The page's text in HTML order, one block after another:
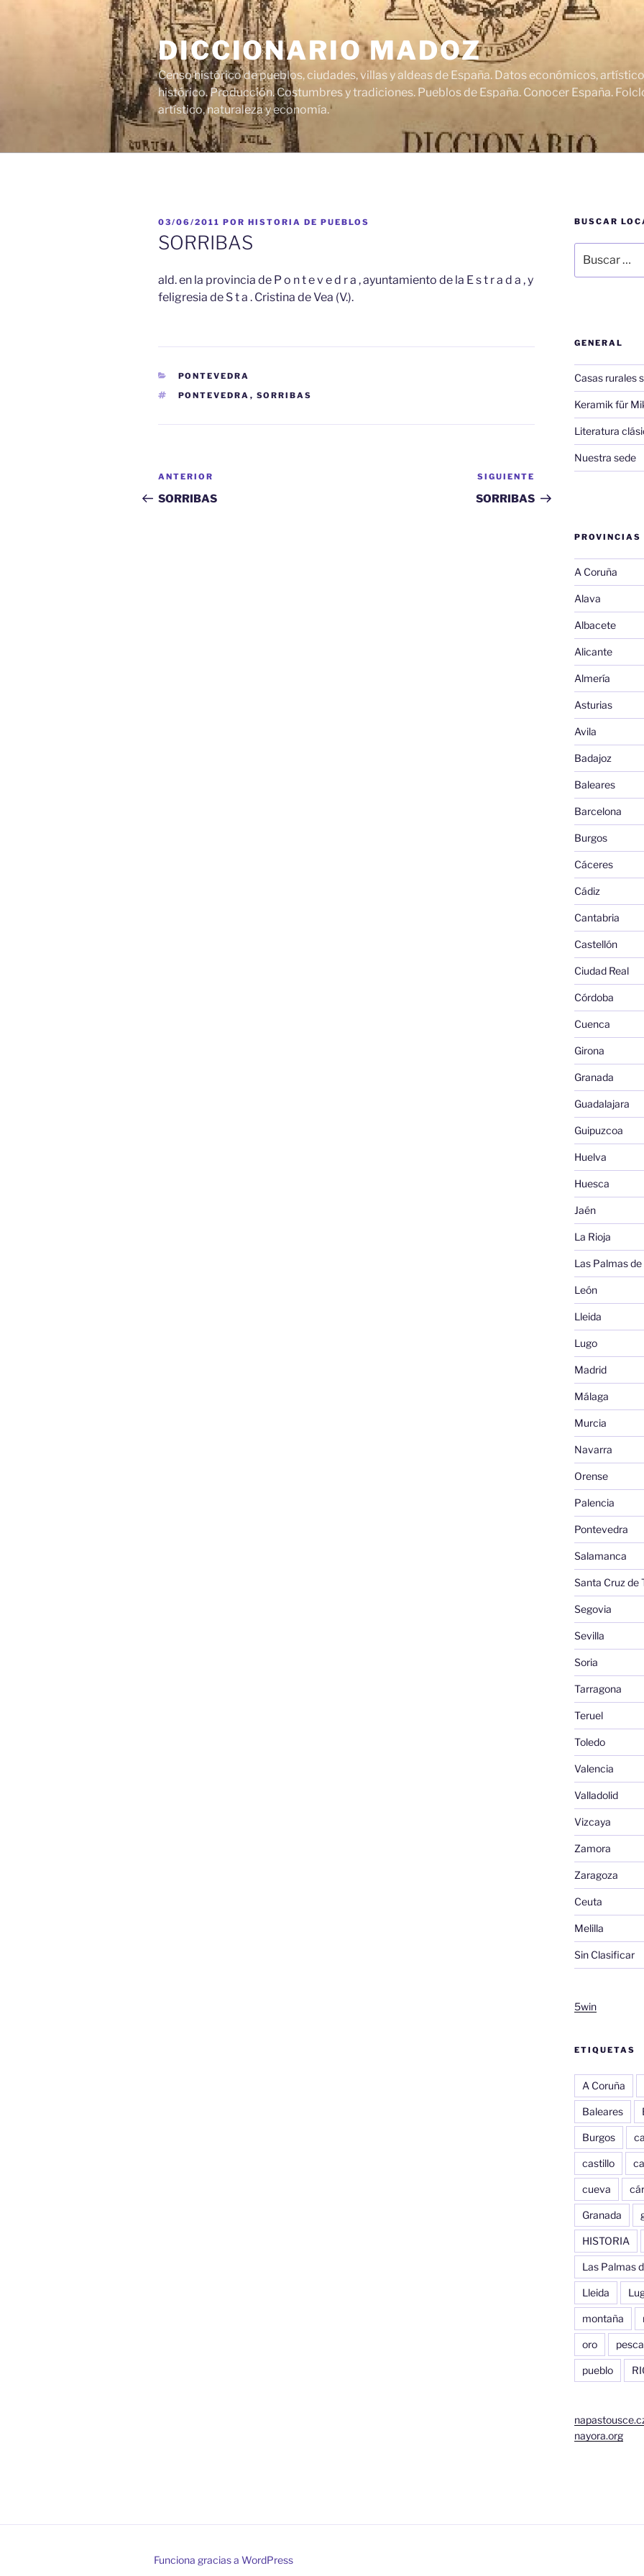
DICCIONARIO MADOZ
Censo histórico de pueblos, ciudades, villas y aldeas de España. Datos económicos,
histórico. Producción. Costumbres y tradiciones. Pueblos de España. Conocer España.
artístico, naturaleza y economía.
PUBLICADO
EL
03/06/2011 POR HISTORIA DE PUEBLOS
SORRIBAS
ald. en la provincia de P o n t e v e d r a , ayuntamiento de la E s t r a d a , y
feligresia de S t a . Cristina de Vea (V.).
CATEGORÍAS
PONTEVEDRA
ETIQUETAS
PONTEVEDRA , SORRIBAS
Navegación
de
Entrada
anterior:
ANTERIOR
SORRIBAS
entrada
SIGUIENTE
SORRIBAS
BUSCAR
por:
GENERAL
Casas rurales
Keramik für
Literatura
Nuestra sede
PROVINCIAS
A Coruña
Alava
Albacete
Alicante
Almería
Asturias
Avila
Badajoz
Baleares
Barcelona
Burgos
Cáceres
Cádiz
Cantabria
Castellón
Ciudad Real
Córdoba
Cuenca
Girona
Granada
Guadalajara
Guipuzcoa
Huelva
Huesca
Jaén
La Rioja
Las Palmas
León
Lleida
Lugo
Madrid
Málaga
Murcia
Navarra
Orense
Palencia
Pontevedra
Salamanca
Santa Cruz de
Segovia
Sevilla
Soria
Tarragona
Teruel
Toledo
Valencia
Valladolid
Vizcaya
Zamora
Zaragoza
Ceuta
Melilla
Sin Clasificar
5win
ETIQUETAS
A Coruña
Baleares
Burgos
castillo
cueva
Granada
HISTORIA
Las Palmas
Lleida
montaña
oro pesca
pueblo
nayora.org
Funciona gracias a WordPress